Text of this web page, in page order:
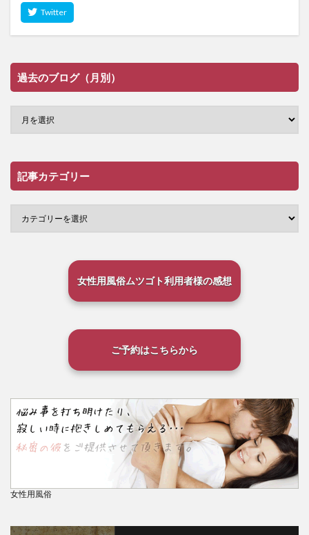
過去のブログ（月別）
記事カテゴリー
女性用風俗ムツゴト利用者様の感想
ご予約はこちらから
女性用風俗